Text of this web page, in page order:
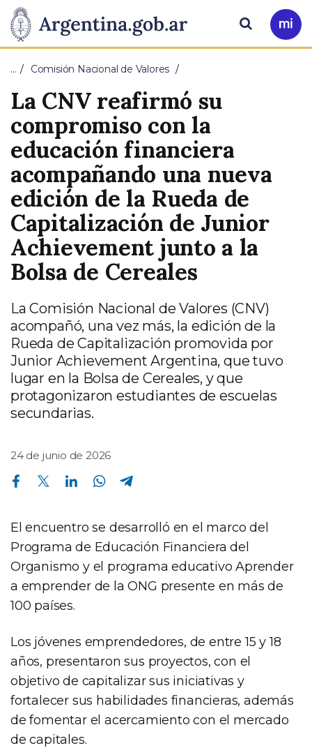
Presidencia
de
la
Nación
Pasar al contenido principal
Ir
a
Buscar
… Comisión Nacional de Valores
La CNV reafirmó su
compromiso con la
educación financiera
acompañando una nueva
edición de la Rueda de
Capitalización de Junior
Achievement junto a la
Bolsa de Cereales
La Comisión Nacional de Valores (CNV)
acompañó, una vez más, la edición de la
Rueda de Capitalización promovida por
Junior Achievement Argentina, que tuvo
lugar en la Bolsa de Cereales, y que
protagonizaron estudiantes de escuelas
secundarias.
24 de junio de 2026
Compartir en Facebook Compartir en Twitter Compartir en Linkedin Compartir en Whatsapp
El encuentro se desarrolló en el marco del
Programa de Educación Financiera del
Organismo y el programa educativo Aprender
a emprender de la ONG presente en más de
100 países.
Los jóvenes emprendedores, de entre 15 y 18
años, presentaron sus proyectos, con el
objetivo de capitalizar sus iniciativas y
fortalecer sus habilidades financieras, además
de fomentar el acercamiento con el mercado
de capitales.